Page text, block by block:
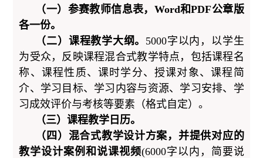
（一）参赛教师信息表，Word和PDF公章版
各一份。
（二）课程教学大纲。 5000字以内，以学生
为受众，反映课程混合式教学特点，包括课程名
称、课程性质、课时学分、授课对象、课程简
介、学习目标、学习内容与资源、学习安排、学
习成效评价与考核等要素（格式自定）。
（三）课程教学日历。
（四）混合式教学设计方案 ， 并提供对应的
教学设计案例和说课视频(6000字以内，简要说